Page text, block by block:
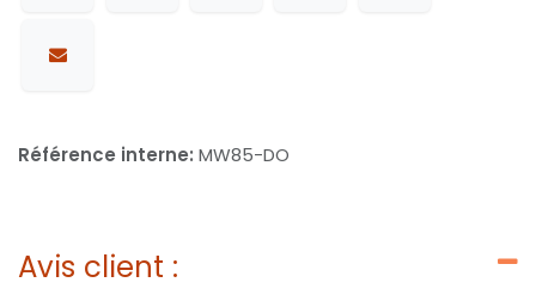
Référence interne: MW85-DO
Avis client :